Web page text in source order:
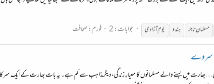
مسلمان تاجر ہندو یومِ آزادی جوابات: 2 فورم:صحافت
سروے